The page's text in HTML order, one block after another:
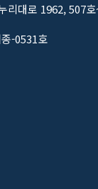
리대로 1962, 507
-0531호